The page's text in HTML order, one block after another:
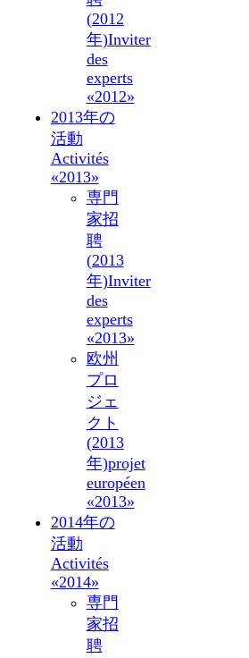
(2012
年)Inviter
des
experts
«2012»
2013年の
活動
Activités
«2013»
専門
家招
聘
(2013
年)Inviter
des
experts
«2013»
欧州
プロ
ジェ
クト
(2013
年)projet
européen
«2013»
2014年の
活動
Activités
«2014»
専門
家招
聘